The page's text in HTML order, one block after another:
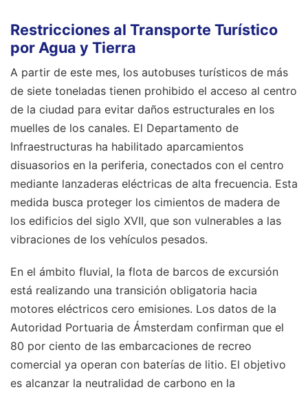
Restricciones al Transporte Turístico
por Agua y Tierra
A partir de este mes, los autobuses turísticos de más
de siete toneladas tienen prohibido el acceso al centro
de la ciudad para evitar daños estructurales en los
muelles de los canales. El Departamento de
Infraestructuras ha habilitado aparcamientos
disuasorios en la periferia, conectados con el centro
mediante lanzaderas eléctricas de alta frecuencia. Esta
medida busca proteger los cimientos de madera de
los edificios del siglo XVII, que son vulnerables a las
vibraciones de los vehículos pesados.
En el ámbito fluvial, la flota de barcos de excursión
está realizando una transición obligatoria hacia
motores eléctricos cero emisiones. Los datos de la
Autoridad Portuaria de Ámsterdam confirman que el
80 por ciento de las embarcaciones de recreo
comercial ya operan con baterías de litio. El objetivo
es alcanzar la neutralidad de carbono en la